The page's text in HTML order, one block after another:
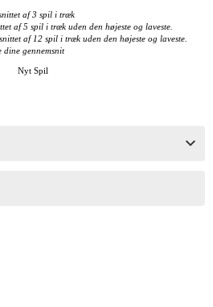
af 3 spil i træk
af 5 spil i træk uden den højeste og laveste.
af 12 spil i træk uden den højeste og laveste.
gennemsnit
Nyt Spil